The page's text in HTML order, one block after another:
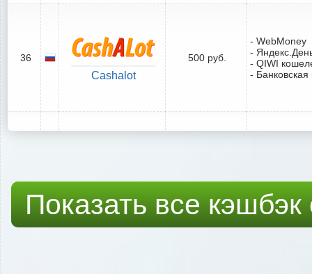
36
Cashalot
500 руб.
- WebMoney
-
- QIWI
-
Показать все